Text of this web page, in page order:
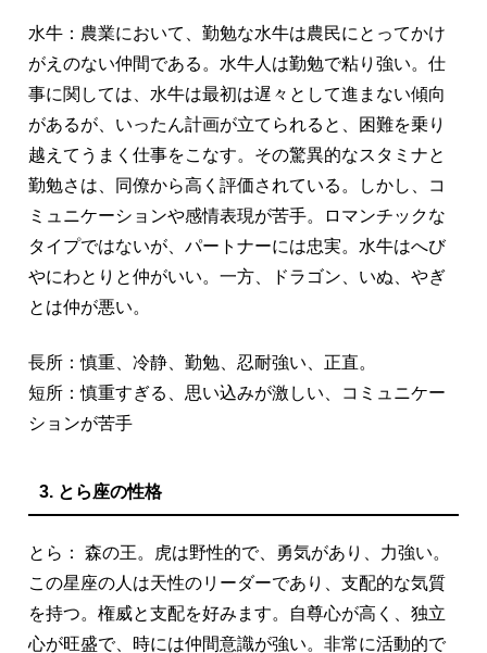
水牛：農業において、勤勉な水牛は農民にとってかけ
がえのない仲間である。水牛人は勤勉で粘り強い。仕
事に関しては、水牛は最初は遅々として進まない傾向
があるが、いったん計画が立てられると、困難を乗り
越えてうまく仕事をこなす。その驚異的なスタミナと
勤勉さは、同僚から高く評価されている。しかし、コ
ミュニケーションや感情表現が苦手。ロマンチックな
タイプではないが、パートナーには忠実。水牛はへび
やにわとりと仲がいい。一方、ドラゴン、いぬ、やぎ
とは仲が悪い。
長所：慎重、冷静、勤勉、忍耐強い、正直。
短所：慎重すぎる、思い込みが激しい、コミュニケー
ションが苦手
3. とら座の性格
とら： 森の王。虎は野性的で、勇気があり、力強い。
この星座の人は天性のリーダーであり、支配的な気質
を持つ。権威と支配を好みます。自尊心が高く、独立
心が旺盛で、時には仲間意識が強い。非常に活動的で